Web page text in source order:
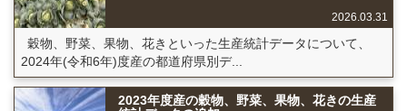
2026.03.31
穀物、野菜、果物、花きといった生産統計データについて、
2024年(令和6年)度産の都道府県別デ...
2023年度産の穀物、野菜、果物、花きの生産